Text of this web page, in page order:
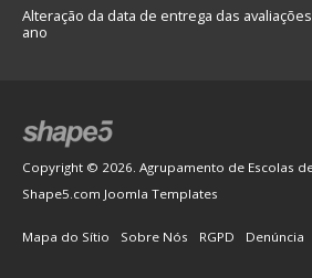
Alteração da data de entrega das
ano
Copyright © 2026. Agrupamento de Escolas
Shape5.com Joomla Templates
Mapa do Sítio Sobre Nós RGPD Denúncia